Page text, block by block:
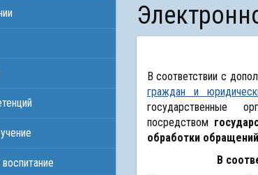
В соответствии с
граждан и
государственные
посредством
обработки
В
воспитание